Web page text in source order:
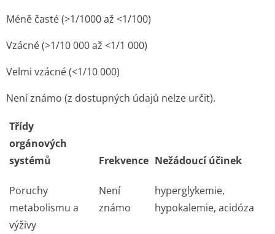
Méně časté (>1/1000 až <1/100)
Vzácné (>1/10 000 až <1/1 000)
Velmi vzácné (<1/10 000)
Není známo (z dostupných údajů nelze určit).
Třídy
orgánových
systémů
Frekvence Nežádoucí účinek
Poruchy
metabolismu a
výživy
Není
známo
hyperglykemie,
hypokalemie, acidóza